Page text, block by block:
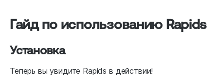
Гайд по использованию Rapids
Установка
Теперь вы увидите Rapids в действии!